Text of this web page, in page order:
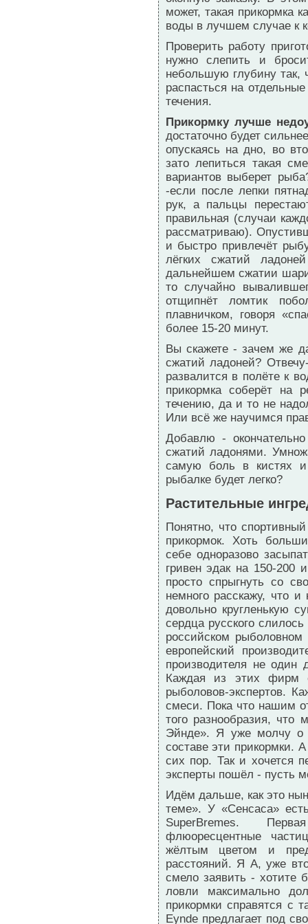
может, такая прикормка
воды в лучшем случае к
Проверить работу
нужно слепить и
небольшую глубину так,
распасться на
течения.
Прикормку лучше
достаточно будет
опускаясь на дно, во
зато лепиться такая
вариантов выберет
-если после лепки
рук, а пальцы
правильная (случаи
рассматриваю).
и быстро привлечёт
лёгких сжатий
дальнейшем сжатии
то случайно
отщипнёт ломтик
плавничком, говоря
более 15-20 минут.
Вы скажете - зачем же
сжатий ладоней?
развалится в полёте к
прикормка соберёт на
течению, да и то не
Или всё же научимся
Добавлю -
сжатий ладонями.
самую боль в кистях
рыбалке будет легко?
Растительные
Понятно, что
прикормок. Хоть
себе одноразово
гривен эдак на 150-200
просто спрыгнуть со
немного расскажу, что и
довольно кругленькую
сердца русского
российском
европейский
производителя не один
Каждая из этих фирм
рыболовов-экспертов.
смеси. Пока что нашим
того разнообразия,
Эйнде». Я уже молчу о
составе эти прикормки.
сих пор. Так и хочется
эксперты пошёл - пусть
Идём дальше, как это
теме». У «Сенсаса»
SuperBremes.
флюоресцентные
жёлтым цветом и
расстояний. Я А, уже
смело заявить - хотите
ловли максимально
прикормки справятся с
Eynde предлагает под